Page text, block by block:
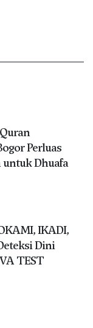
Perluas
untuk Dhuafa
IKADI,
Dini
TEST